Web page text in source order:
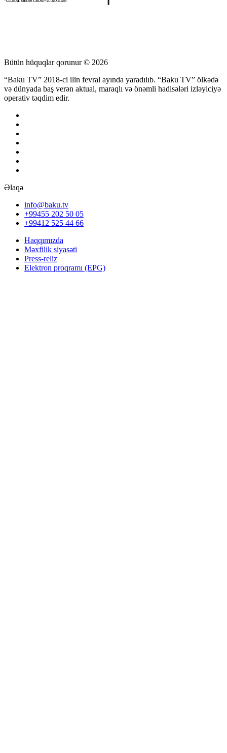
Bütün hüquqlar qorunur © 2026
“Baku TV” 2018-ci ilin fevral ayında yaradılıb. “Baku TV” ölkədə
və dünyada baş verən aktual, maraqlı və önəmli hadisələri izləyiciyə
operativ təqdim edir.
Əlaqə
info@baku.tv
+99455 202 50 05
+99412 525 44 66
Haqqımızda
Məxfilik siyasəti
Press-reliz
Elektron proqramı (EPG)